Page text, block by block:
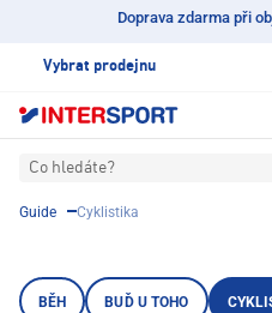
Doprava zdarma při
Vybrat prodejnu
Co hledáte?
Guide Cyklistika
BĚH BUĎ U TOHO